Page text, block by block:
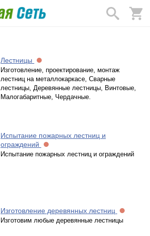
Лестницы
Изготовление, проектирование, монтаж
лестниц на металлокаркасе, Сварные
лестницы, Деревянные лестницы, Винтовые,
Малогабаритные, Чердачные.
Испытание пожарных лестниц и
ограждений
Испытание пожарных лестниц и ограждений
Изготовление деревянных лестниц
Изготовим любые деревянные лестницы